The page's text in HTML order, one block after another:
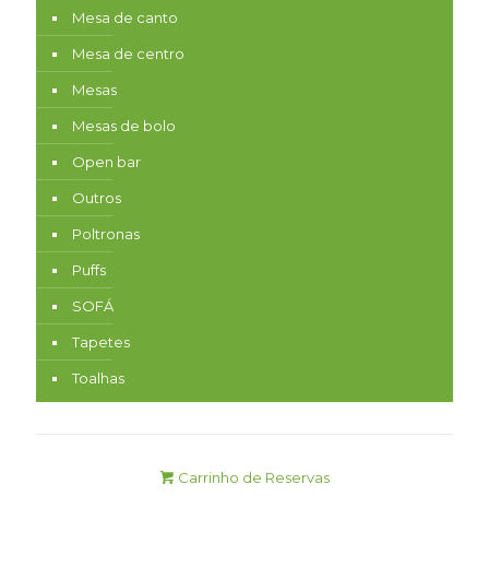
Mesa de canto
Mesa de centro
Mesas
Mesas de bolo
Open bar
Outros
Poltronas
Puffs
SOFÁ
Tapetes
Toalhas
Carrinho de Reservas